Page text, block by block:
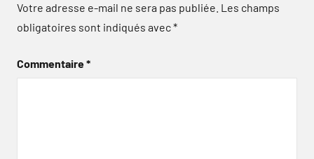
Votre adresse e-mail ne sera pas publiée. Les champs
obligatoires sont indiqués avec*
Commentaire*